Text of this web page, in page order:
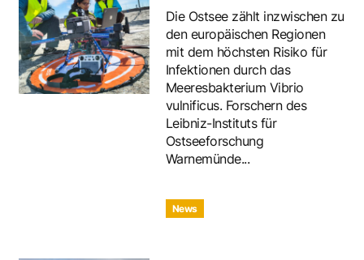
Die Ostsee zählt inzwischen zu
den europäischen Regionen
mit dem höchsten Risiko für
Infektionen durch das
Meeresbakterium Vibrio
vulnificus. Forschern des
Leibniz-Instituts für
Ostseeforschung
Warnemünde...
News